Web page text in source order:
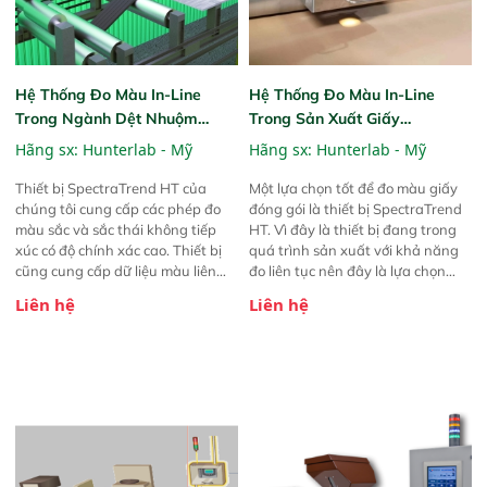
Hệ Thống Đo Màu In-Line
Trong Ngành Dệt Nhuộm
SpectraTrend HT
Hãng sx: Hunterlab - Mỹ
Thiết bị SpectraTrend HT của
chúng tôi cung cấp các phép đo
màu sắc và sắc thái không tiếp
xúc có độ chính xác cao. Thiết bị
cũng cung cấp dữ liệu màu liên
chọn lý tưởng để sử dụng trong
lãng phí và các chi phí liên quan.
Thiết bị cũng giúp bạn giảm khả
năng giao các sản phẩm được làm
Liên hệ
Hệ Thống Đo Màu In-Line
Trong Sản Xuất Giấy
SpectraTrend HT
Hãng sx: Hunterlab - Mỹ
Một lựa chọn tốt để đo màu giấy
đóng gói là thiết bị SpectraTrend
HT. Vì đây là thiết bị đang trong
quá trình sản xuất với khả năng
đo liên tục nên đây là lựa chọn
trình sản xuất để bạn có thể phát
xác. Phần mềm tích hợp bao gồm
các thang đo và chỉ số phổ biến
như Hunter L,a,b, CIE L*a*b*, CIE
Liên hệ